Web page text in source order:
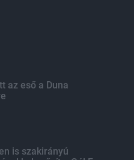
az eső a Duna
is szakirányú